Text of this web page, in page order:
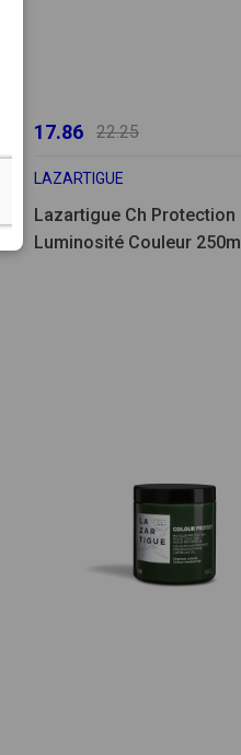
17.86 22.25
LAZARTIGUE
Lazartigue Ch Protection
Luminosité Couleur 250ml